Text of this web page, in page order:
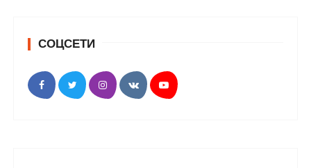
СОЦСЕТИ